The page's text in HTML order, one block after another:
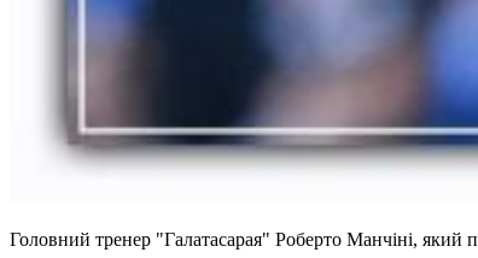
Головний тренер "Галатасарая" Роберто Манчіні, який